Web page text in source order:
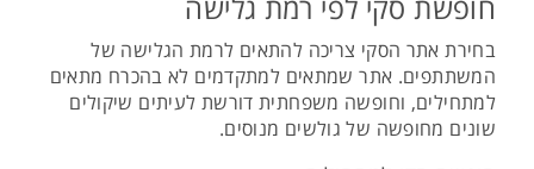
בחירת אתר הסקי צריכה להתאים לרמת הגלישה של
המשתתפים. אתר שמתאים למתקדמים לא בהכרח מתאים
למתחילים, וחופשה משפחתית דורשת לעיתים שיקולים
שונים מחופשה של גולשים מנוסים.